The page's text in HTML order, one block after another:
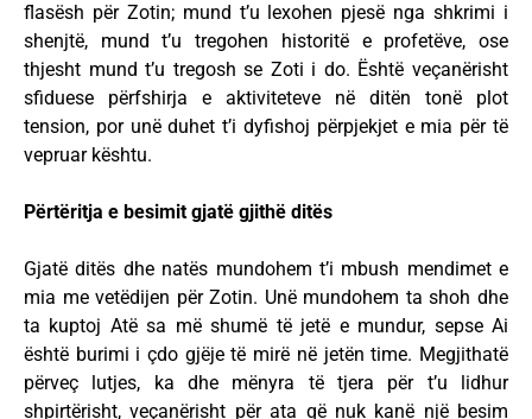
flasësh për Zotin; mund t’u lexohen pjesë nga shkrimi i
shenjtë, mund t’u tregohen historitë e profetëve, ose
thjesht mund t’u tregosh se Zoti i do. Është veçanërisht
sfiduese përfshirja e aktiviteteve në ditën tonë plot
tension, por unë duhet t’i dyfishoj përpjekjet e mia për të
vepruar kështu.
Përtëritja e besimit gjatë gjithë ditës
Gjatë ditës dhe natës mundohem t’i mbush mendimet e
mia me vetëdijen për Zotin. Unë mundohem ta shoh dhe
ta kuptoj Atë sa më shumë të jetë e mundur, sepse Ai
është burimi i çdo gjëje të mirë në jetën time. Megjithatë
përveç lutjes, ka dhe mënyra të tjera për t’u lidhur
shpirtërisht, veçanërisht për ata që nuk kanë një besim